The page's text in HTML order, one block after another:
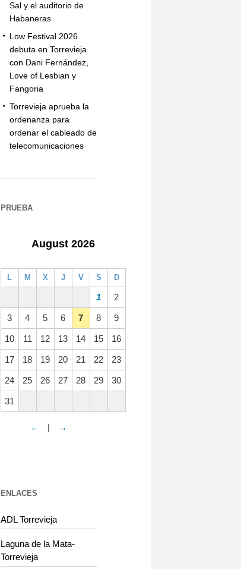
Sal y el auditorio de
Habaneras
Low Festival 2026
debuta en Torrevieja
con Dani Fernández,
Love of Lesbian y
Fangoria
Torrevieja aprueba la
ordenanza para
ordenar el cableado de
telecomunicaciones
PRUEBA
August 2026
L M X J V S D
1 2
3 4 5 6 7 8 9
10 11 12 13 14 15 16
17 18 19 20 21 22 23
24 25 26 27 28 29 30
31
← | →
ENLACES
ADL Torrevieja
Laguna de la Mata-
Torrevieja